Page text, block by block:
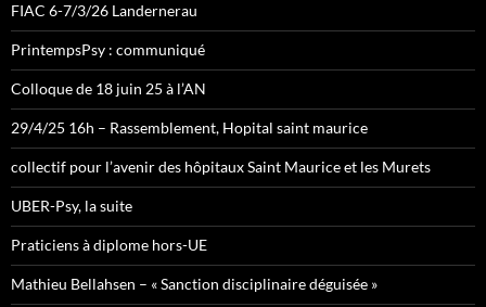
FIAC 6-7/3/26 Landernerau
PrintempsPsy : communiqué
Colloque de 18 juin 25 à l’AN
29/4/25 16h – Rassemblement, Hopital saint maurice
collectif pour l’avenir des hôpitaux Saint Maurice et les Murets
UBER-Psy, la suite
Praticiens à diplome hors-UE
Mathieu Bellahsen – « Sanction disciplinaire déguisée »